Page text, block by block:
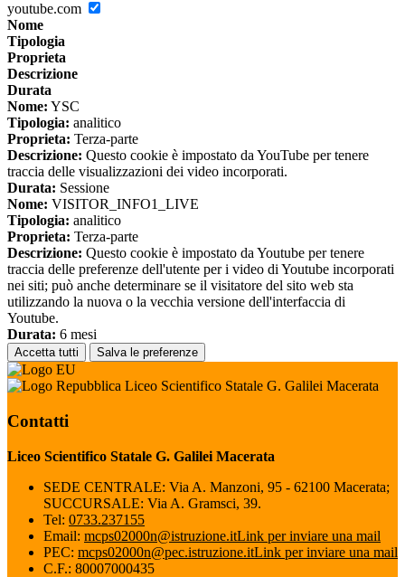
youtube.com
Nome
Tipologia
Proprieta
Descrizione
Durata
Nome: YSC
Tipologia: analitico
Proprieta: Terza-parte
Descrizione: Questo cookie è impostato da YouTube per tenere
traccia delle visualizzazioni dei video incorporati.
Durata: Sessione
Nome: VISITOR_INFO1_LIVE
Tipologia: analitico
Proprieta: Terza-parte
Descrizione: Questo cookie è impostato da Youtube per tenere
traccia delle preferenze dell'utente per i video di Youtube incorporati
nei siti; può anche determinare se il visitatore del sito web sta
utilizzando la nuova o la vecchia versione dell'interfaccia di
Youtube.
Durata: 6 mesi
Accetta tutti Salva le preferenze
Liceo Scientifico Statale G. Galilei Macerata
Contatti
Liceo Scientifico Statale G. Galilei Macerata
SEDE CENTRALE: Via A. Manzoni, 95 - 62100 Macerata;
SUCCURSALE: Via A. Gramsci, 39.
Tel: 0733.237155
Email: mcps02000n@istruzione.itLink per inviare una mail
PEC: mcps02000n@pec.istruzione.itLink per inviare una mail
C.F.: 80007000435